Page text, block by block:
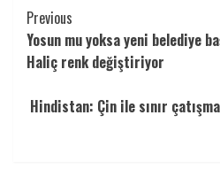
Continue
Reading
Previous
Yosun mu yoksa yeni belediye
Haliç renk değiştiriyor
Hindistan: Çin ile sınır